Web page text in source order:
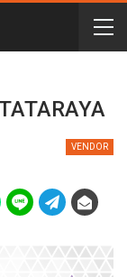
VENDOR